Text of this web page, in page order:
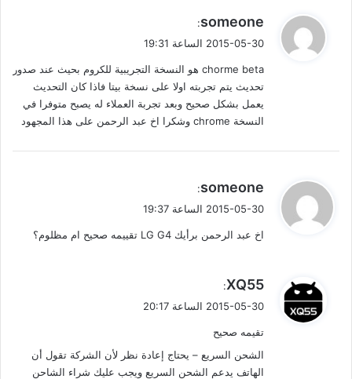
ي
ل
someone
:
2015-05-30 الساعة 19:31
chorme beta هو النسخة التجريبية للكروم بحيث عند صدور
تحديث يتم تجربته اولا على نسخة بيتا فاذا كان التحديث
يعمل بشكل صحيح وبعد تجربة العملاء له يصبح متوفرا في
النسخة chrome وشكرا اخ عبد الرحمن على هذا المجهود
ي
ل
someone
:
2015-05-30 الساعة 19:37
اخ عبد الرحمن برأيك LG G4 تقييمه صحيح ام مظلوم؟
ي
ل
XQ55
:
2015-05-30 الساعة 20:17
تقيمه صحيح
الشحن السريع – يحتاج إعادة نظر لأن الشركة تقول أن
الهاتف يدعم الشحن السريع ويجب عليك شراء الشاحن